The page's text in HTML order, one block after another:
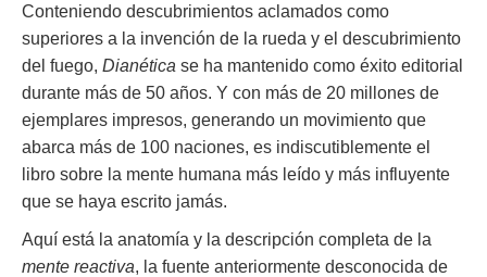
Conteniendo descubrimientos aclamados como
superiores a la invención de la rueda y el descubrimiento
del fuego, Dianética se ha mantenido como éxito editorial
durante más de 50 años. Y con más de 20 millones de
ejemplares impresos, generando un movimiento que
abarca más de 100 naciones, es indiscutiblemente el
libro sobre la mente humana más leído y más influyente
que se haya escrito jamás.
Aquí está la anatomía y la descripción completa de la
mente reactiva, la fuente anteriormente desconocida de